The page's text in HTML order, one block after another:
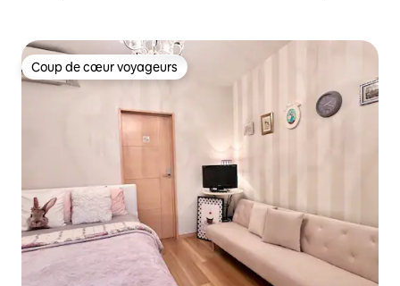
Coup de cœur voyageurs
Coup de cœur voyageurs